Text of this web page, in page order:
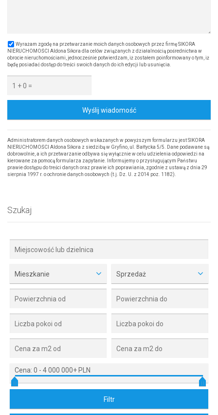
Wyrażam zgodę na przetwarzanie moich danych osobowych przez firmę SIKORA
NIERUCHOMOŚCI Aldona Sikora dla celów związanych z działalnością pośrednictwa w
obrocie nieruchomościami, jednocześnie potwierdzam, iż zostałem poinformowany o tym, iż
będę posiadać dostęp do treści swoich danych do ich edycji lub usunięcia.
Wyślij wiadomość
Administratorem danych osobowych wskazanych w powyższym formularzu jest SIKORA
NIERUCHOMOŚCI Aldona Sikora z siedzibą w Gryfino, ul. Bałtycka 5/5. Dane podawane są
dobrowolnie, a ich przetwarzanie odbywa się wyłącznie w celu udzielenia odpowiedzi na
kierowane za pomocą formularza zapytanie. Informujemy o przysługującym Państwu
prawie dostępu do treści danych oraz prawie ich poprawiania, zgodnie z ustawą z dnia 29
sierpnia 1997 r. o ochronie danych osobowych (t.j. Dz. U. z 2014 poz. 1182).
Szukaj
Mieszkanie Sprzedaż
Cena: 0 - 4 000 000+ PLN